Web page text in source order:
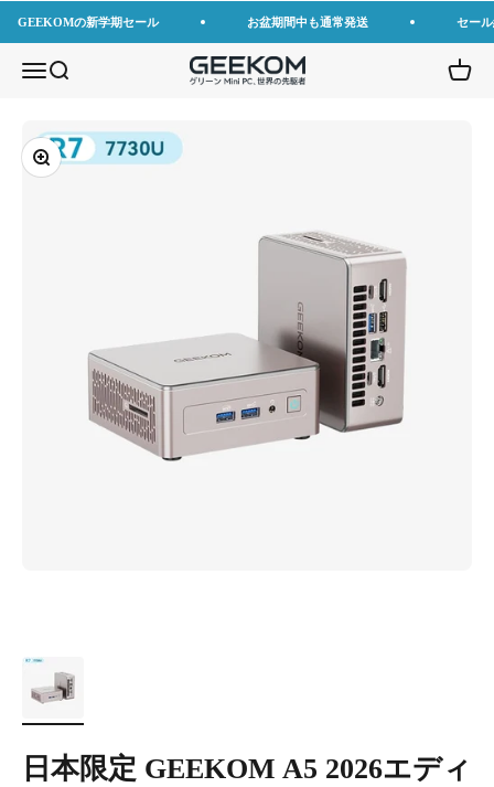
コンテンツへスキップ
GEEKOMの新学期セール お盆期間中も通常発送 セー
メニューを開く
検索を開く GEEKOM JP カー
ズームイン
日本限定 GEEKOM A5 2026エディ